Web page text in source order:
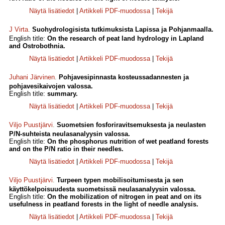
Näytä lisätiedot
Artikkeli PDF-muodossa| Tekijä
J Virta. Suohydrologisista tutkimuksista Lapissa ja Pohjanmaalla.
English title: On the research of peat land hydrology in Lapland
and Ostrobothnia.
Näytä lisätiedot
Artikkeli PDF-muodossa| Tekijä
Juhani Järvinen. Pohjavesipinnasta kosteussadannesten ja
pohjavesikaivojen valossa.
English title: summary.
Näytä lisätiedot
Artikkeli PDF-muodossa| Tekijä
Viljo Puustjärvi. Suometsien fosforiravitsemuksesta ja neulasten
P/N-suhteista neulasanalyysin valossa.
English title: On the phosphorus nutrition of wet peatland forests
and on the P/N ratio in their needles.
Näytä lisätiedot
Artikkeli PDF-muodossa| Tekijä
Viljo Puustjärvi. Turpeen typen mobilisoitumisesta ja sen
käyttökelpoisuudesta suometsissä neulasanalyysin valossa.
English title: On the mobilization of nitrogen in peat and on its
usefulness in peatland forests in the light of needle analysis.
Näytä lisätiedot
Artikkeli PDF-muodossa| Tekijä